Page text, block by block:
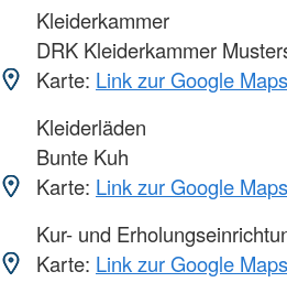
Kleiderkammer
DRK Kleiderkammer
Karte: Link zur Google
Kleiderläden
Bunte Kuh
Karte: Link zur Google
Kur- und
Karte: Link zur Google